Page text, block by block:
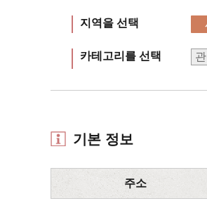
지역을 선택
카테고리를 선택
기본 정보
주소